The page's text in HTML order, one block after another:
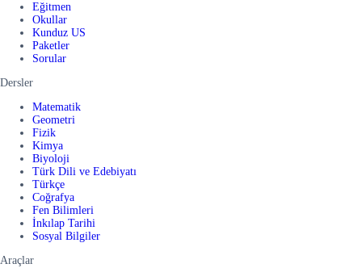
Eğitmen
Okullar
Kunduz US
Paketler
Sorular
Dersler
Matematik
Geometri
Fizik
Kimya
Biyoloji
Türk Dili ve Edebiyatı
Türkçe
Coğrafya
Fen Bilimleri
İnkılap Tarihi
Sosyal Bilgiler
Araçlar